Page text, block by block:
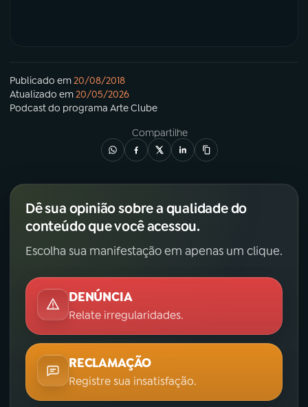
Publicado em20/08/2018
Atualizado em20/05/2026
Podcastdo programa Arte Clube
Compartilhe
Dê sua opinião sobre a qualidade do
conteúdo que você acessou.
Escolha sua manifestação em apenas um clique.
DENÚNCIA
Relate irregularidades.
RECLAMAÇÃO
Registre sua insatisfação.